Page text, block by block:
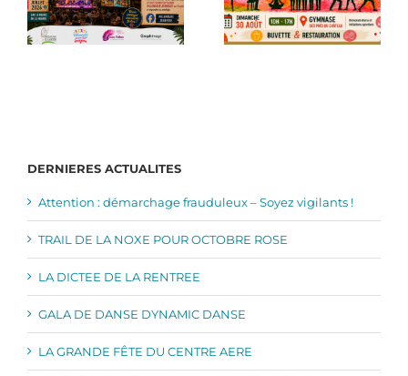
DERNIERES ACTUALITES
Attention : démarchage frauduleux – Soyez vigilants !
TRAIL DE LA NOXE POUR OCTOBRE ROSE
LA DICTEE DE LA RENTREE
GALA DE DANSE DYNAMIC DANSE
LA GRANDE FÊTE DU CENTRE AERE